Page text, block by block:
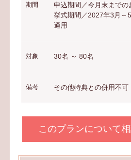
期間
申込期間／今月末までの
挙式期間／2027年3月～
適用
対象 30名 ～ 80名
備考 その他特典との併用不可
このプランについて